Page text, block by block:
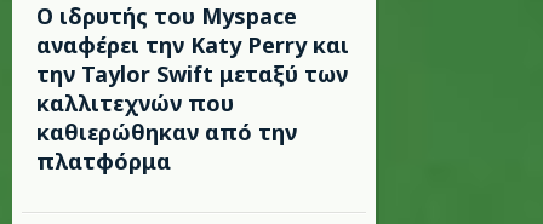
Ο ιδρυτής του Myspace
αναφέρει την Katy Perry και
την Taylor Swift μεταξύ των
καλλιτεχνών που
καθιερώθηκαν από την
πλατφόρμα